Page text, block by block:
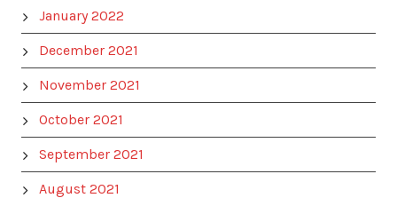
January 2022
December 2021
November 2021
October 2021
September 2021
August 2021